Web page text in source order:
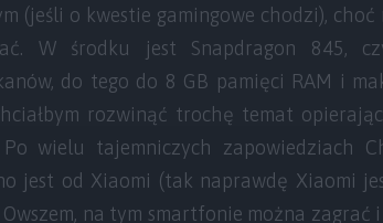
(jeśli o kwestie gamingowe chodzi),
W środku jest Snapdragon 845,
do tego do 8 GB pamięci RAM i
rozwinąć trochę temat
Po wielu tajemniczych zapowiedziach
jest od Xiaomi (tak naprawdę Xiaomi
na tym smartfonie można